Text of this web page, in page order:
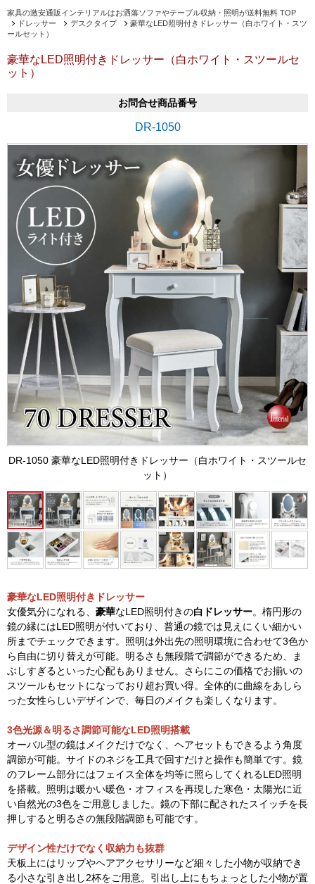
家具の激安通販インテリアルはお洒落ソファやテーブル収納・照明が送料無料 TOP
ドレッサー
デスクタイプ
豪華なLED照明付きドレッサー（白ホワイト・スツ
ールセット）
豪華なLED照明付きドレッサー（白ホワイト・スツールセ
ット）
お問合せ商品番号
DR-1050
DR-1050 豪華なLED照明付きドレッサー（白ホワイト・スツールセ
ット）
豪華なLED照明付きドレッサー
女優気分になれる、 豪華なLED照明付きの白ドレッサー。楕円形の
鏡の縁にはLED照明が付いており、普通の鏡では見えにくい細かい
所までチェックできます。照明は外出先の照明環境に合わせて3色か
ら自由に切り替えが可能。明るさも無段階で調節ができるため、ま
ぶしすぎるといった心配もありません。さらにこの価格でお揃いの
スツールもセットになっており超お買い得。全体的に曲線をあしら
った女性らしいデザインで、毎日のメイクも楽しくなります。
3色光源＆明るさ調節可能なLED照明搭載
オーバル型の鏡はメイクだけでなく、ヘアセットもできるよう角度
調節が可能。サイドのネジを工具で回すだけと操作も簡単です。鏡
のフレーム部分にはフェイス全体を均等に照らしてくれるLED照明
を搭載。照明は暖かい暖色・オフィスを再現した寒色・太陽光に近
い自然光の3色をご用意しました。鏡の下部に配されたスイッチを長
押しすると明るさの無段階調節も可能です。
デザイン性だけでなく収納力も抜群
天板上にはリップやヘアアクセサリーなど細々した小物が収納でき
る小さな引き出し2杯をご用意。引出し上にもちょっとした小物が置